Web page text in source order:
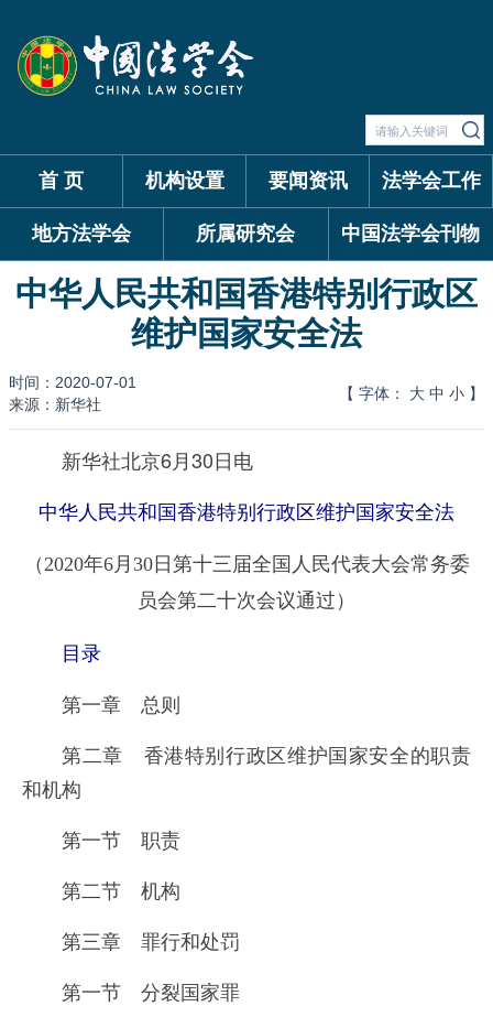
首 页 机构设置 要闻资讯 法学会工作
地方法学会 所属研究会 中国法学会刊物
中华人民共和国香港特别行政区
维护国家安全法
时间：2020-07-01
来源：新华社
【 字体： 大 中 小 】
新华社北京6月30日电
中华人民共和国香港特别行政区维护国家安全法
（2020年6月30日第十三届全国人民代表大会常务委
员会第二十次会议通过）
目录
第一章 总则
第二章 香港特别行政区维护国家安全的职责
和机构
第一节 职责
第二节 机构
第三章 罪行和处罚
第一节 分裂国家罪